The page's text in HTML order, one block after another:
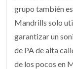
grupo también
Mandrills solo
garantizar un
de PA de alta
de los pocos en